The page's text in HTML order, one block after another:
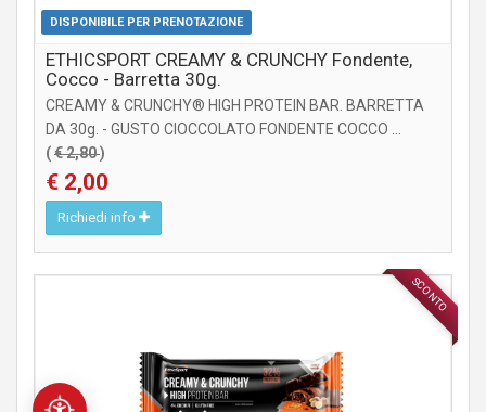
DISPONIBILE PER PRENOTAZIONE
ETHICSPORT CREAMY & CRUNCHY Fondente,
Cocco - Barretta 30g.
CREAMY & CRUNCHY® HIGH PROTEIN BAR. BARRETTA
DA 30g. - GUSTO CIOCCOLATO FONDENTE COCCO ...
(€ 2,80)
€ 2,00
Richiedi info
SCONTO
INTEGRATORI